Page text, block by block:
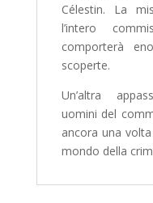
Célestin. La
l’intero
comporterà
scoperte.
Un’altra
uomini del
ancora una
mondo della